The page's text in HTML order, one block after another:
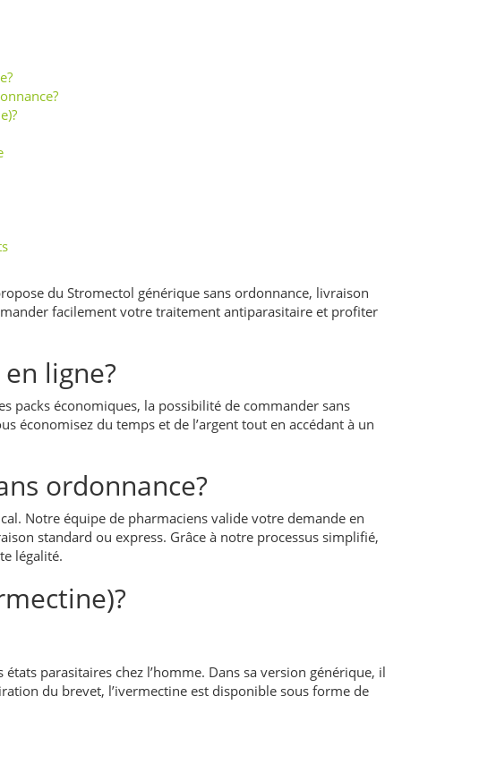
du Stromectol générique sans ordonnance, livraison
facilement votre traitement antiparasitaire et profiter
ligne?
packs économiques, la possibilité de commander sans
économisez du temps et de l’argent tout en accédant à un
ordonnance?
Notre équipe de pharmaciens valide votre demande en
standard ou express. Grâce à notre processus simplifié,
légalité.
parasitaires chez l’homme. Dans sa version générique, il
du brevet, l’ivermectine est disponible sous forme de